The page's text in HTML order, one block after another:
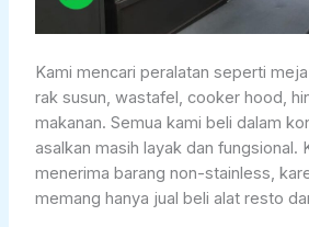
Kami mencari peralatan seperti
rak susun, wastafel, cooker hood,
makanan. Semua kami beli dalam
asalkan masih layak dan fungsional.
menerima barang non-stainless,
memang hanya jual beli alat resto